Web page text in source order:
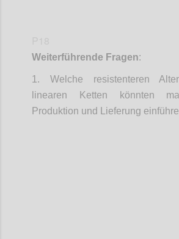
Weiterführende Fragen:
1. Welche resistenteren
linearen Ketten könnten
Produktion und Lieferung